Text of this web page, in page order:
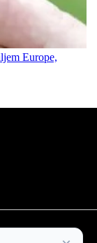
Europe,